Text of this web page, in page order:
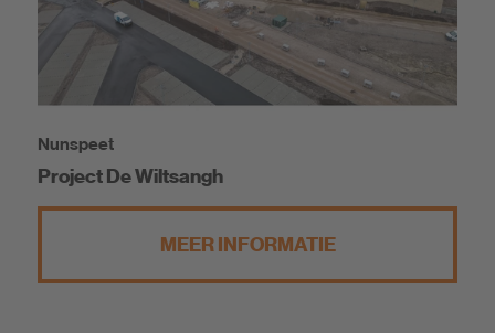
Nunspeet
Project De Wiltsangh
MEER INFORMATIE